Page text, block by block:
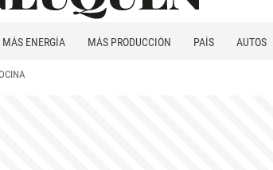
MÁS ENERGÍA MÁS PRODUCCIÓN PAÍS AUTOS